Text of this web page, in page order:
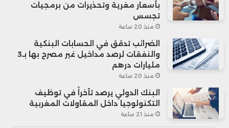
بأسعار مغرية وتحذيرات من برمجيات
تجسس
منذ 20 ساعة
الضرائب تدقق في الحسابات البنكية
والنفقات لرصد مداخيل غير مصرح بها بـ3
مليارات درهم
منذ 20 ساعة
البنك الدولي يرصد تأخراً في توظيف
التكنولوجيا داخل المقاولات المغربية
منذ 21 ساعة